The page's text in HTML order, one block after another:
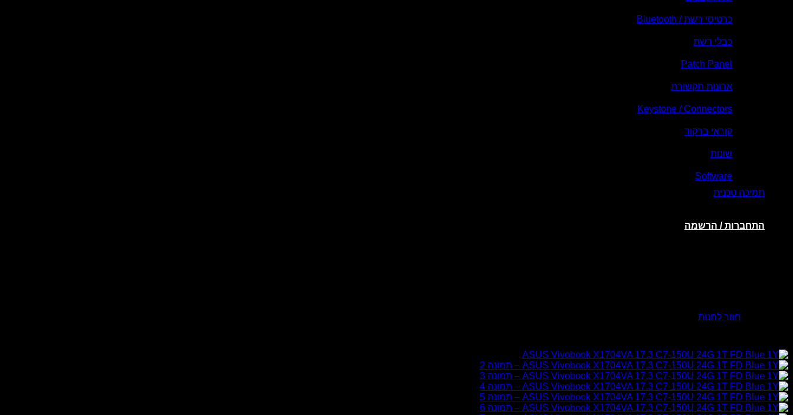
כרטיסי רשת / Bluetooth
כבלי רשת
Patch Panel
ארונות תקשורת
Keystone / Connectors
קוראי ברקוד
שונות
Software
תמיכה טכנית
התחברות / הרשמה
חזור לחנות